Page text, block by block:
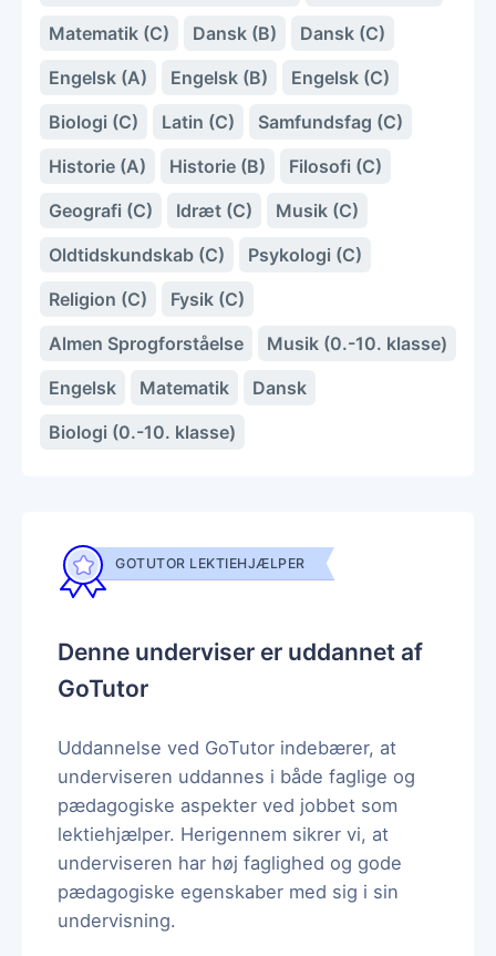
Matematik (C)
Dansk (B)
Dansk (C)
Engelsk (A)
Engelsk (B)
Engelsk (C)
Biologi (C)
Latin (C)
Samfundsfag (C)
Historie (A)
Historie (B)
Filosofi (C)
Geografi (C)
Idræt (C)
Musik (C)
Oldtidskundskab (C)
Psykologi (C)
Religion (C)
Fysik (C)
Almen Sprogforståelse
Musik (0.-10. klasse)
Engelsk
Matematik
Dansk
Biologi (0.-10. klasse)
GOTUTOR LEKTIEHJÆLPER
Denne underviser er uddannet af
GoTutor
Uddannelse ved GoTutor indebærer, at
underviseren uddannes i både faglige og
pædagogiske aspekter ved jobbet som
lektiehjælper. Herigennem sikrer vi, at
underviseren har høj faglighed og gode
pædagogiske egenskaber med sig i sin
undervisning.